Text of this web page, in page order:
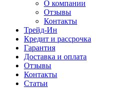
О компании
Отзывы
Контакты
Трейд-Ин
Кредит и рассрочка
Гарантия
Доставка и оплата
Отзывы
Контакты
Статьи